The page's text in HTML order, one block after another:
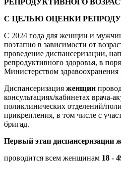
РЕПРОДУКТИВНОГО
С ЦЕЛЬЮ ОЦЕНКИ
С 2024 года для женщин и
поэтапно в зависимости от
проведение диспансеризации,
репродуктивного здоровья, в
Министерством
Диспансеризация женщин
консультациях/кабинетах врача-
поликлинических отделений/
прикрепления, в том числе с
бригад.
Первый этап диспансеризации
проводится всем женщинам 18 -